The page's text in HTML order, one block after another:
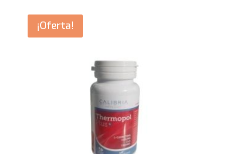
25,95€.16,95€.
¡Oferta!